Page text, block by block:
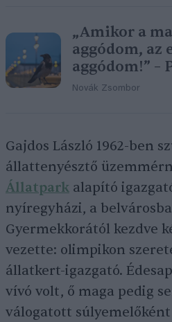
„Amikor a
aggódom, az
aggódom!” –
Novák Zsombor
Gajdos László 1962-ben
állattenyésztő
Állatpark alapító
nyíregyházi, a
Gyermekkorától kezdve
vezette: olimpikon
állatkert-igazgató.
vívó volt, ő maga pedig
válogatott